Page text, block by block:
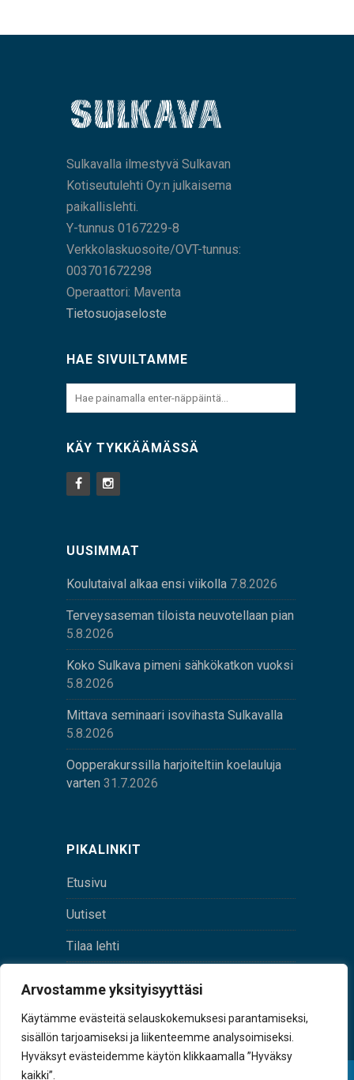
Arvostamme yksityisyyttäsi
Käytämme evästeitä selauskokemuksesi parantamiseksi,
sisällön tarjoamiseksi ja liikenteemme analysoimiseksi.
Hyväksyt evästeidemme käytön klikkaamalla ”Hyväksy
kaikki”.
Sulkavalla ilmestyvä Sulkavan
Kotiseutulehti Oy:n julkaisema
paikallislehti.
Y-tunnus 0167229-8
Verkkolaskuosoite/OVT-tunnus:
003701672298
Operaattori: Maventa
Tietosuojaseloste
HAE SIVUILTAMME
KÄY TYKKÄÄMÄSSÄ
UUSIMMAT
Koulutaival alkaa ensi viikolla 7.8.2026
Terveysaseman tiloista neuvotellaan pian
5.8.2026
Koko Sulkava pimeni sähkökatkon vuoksi
5.8.2026
Mittava seminaari isovihasta Sulkavalla
5.8.2026
Oopperakurssilla harjoiteltiin koelauluja
varten 31.7.2026
PIKALINKIT
Etusivu
Uutiset
Tilaa lehti